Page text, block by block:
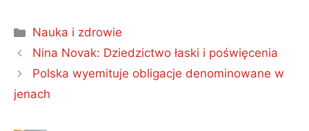
Kategorie
Nauka i zdrowie
Nina Novak: Dziedzictwo łaski i poświęcenia
Polska wyemituje obligacje denominowane w
jenach